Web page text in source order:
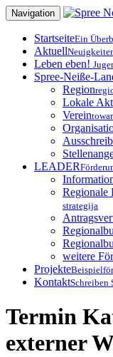
Zum
Inhalt
springen
Navigation
StartseiteEin
Aktuell
Leben eben!
Spree-Neiße-
Region
Lokale
Verein
LEADER
Regionale
strategija
weitere
Projekte
KontaktSchreiben
Termin
externer